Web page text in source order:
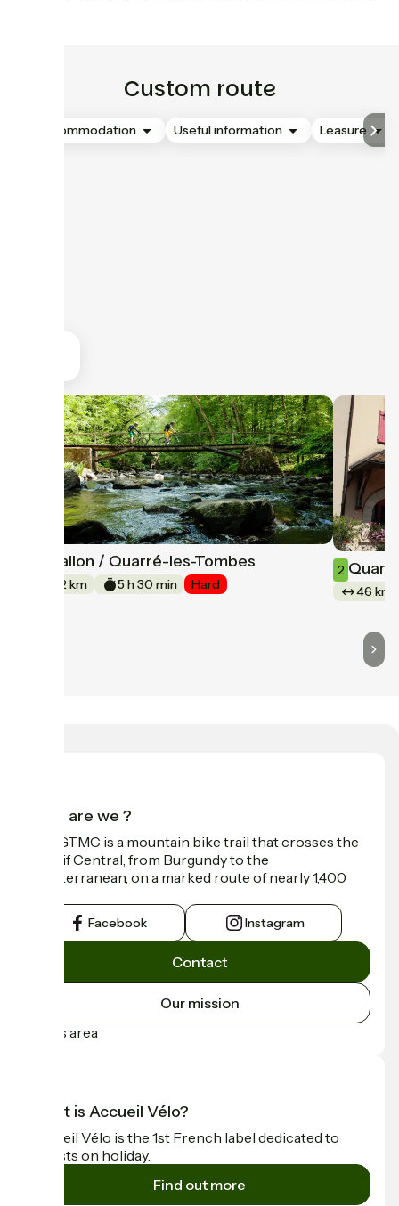
Custom route
Accommodation Useful information Leasure
Avallon / Quarré-les-Tombes
52 km 5 h 30 min Hard
2
46 km
Who are we ?
The GTMC is a mountain bike trail that crosses the
Massif Central, from Burgundy to the
Mediterranean, on a marked route of nearly 1,400
Facebook Instagram
Contact
Our mission
Press area
What is Accueil Vélo?
Accueil Vélo is the 1st French label dedicated to
cyclists on holiday.
Find out more